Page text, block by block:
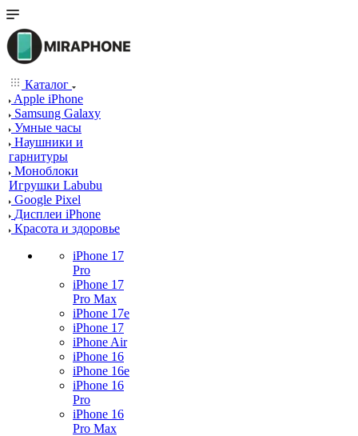
Каталог
Apple iPhone
Samsung Galaxy
Умные часы
Наушники и
гарнитуры
Моноблоки
Игрушки Labubu
Google Pixel
Дисплеи iPhone
Красота и здоровье
iPhone 17
Pro
iPhone 17
Pro Max
iPhone 17e
iPhone 17
iPhone Air
iPhone 16
iPhone 16e
iPhone 16
Pro
iPhone 16
Pro Max